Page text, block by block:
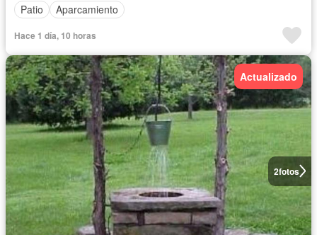
Patio
Aparcamiento
Hace 1 día, 10 horas
2fotos
Actualizado